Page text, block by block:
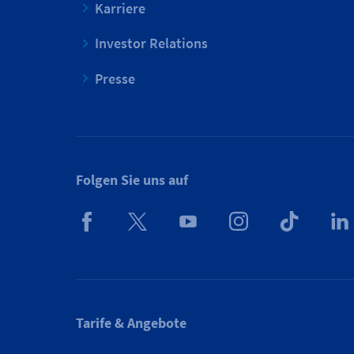
Karriere
Investor Relations
Presse
Folgen Sie uns auf
Tarife & Angebote